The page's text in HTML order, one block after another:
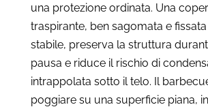
una protezione ordinata. Una
traspirante, ben sagomata e
stabile, preserva la struttura
pausa e riduce il rischio di
intrappolata sotto il telo. Il
poggiare su una superficie piana,